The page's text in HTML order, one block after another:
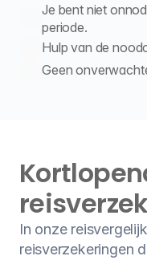
Je bent niet
periode.
Hulp van de
Geen
In onze
reisverzekeringen